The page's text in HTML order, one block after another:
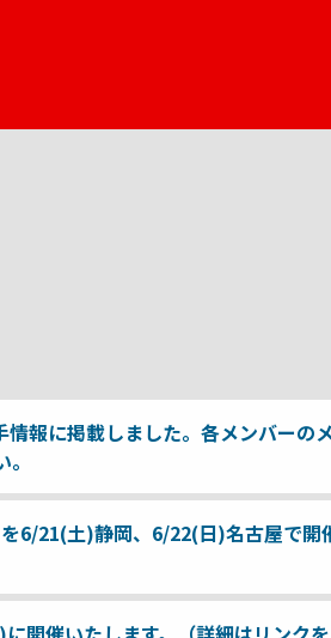
報に掲載しました。各メンバーの
6/21(土)静岡、6/22(日)名古屋で開